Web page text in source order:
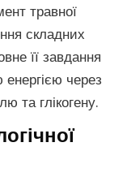
травної
складних
її завдання
через
та глікогену.